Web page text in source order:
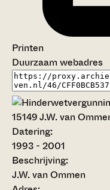
Printen
Duurzaam webadres
15149J.W. van
Datering:
1993 - 2001
Beschrijving:
J.W. van Ommen